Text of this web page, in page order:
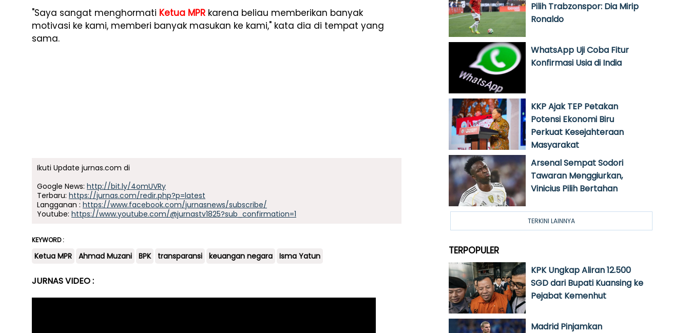
"Saya sangat menghormati Ketua MPR karena beliau memberikan banyak
motivasi ke kami, memberi banyak masukan ke kami," kata dia di tempat yang
sama.
Ikuti Update jurnas.com di
Google News: http://bit.ly/4omUVRy
Terbaru: https://jurnas.com/redir.php?p=latest
Langganan : https://www.facebook.com/jurnasnews/subscribe/
Youtube: https://www.youtube.com/@jurnastv1825?sub_confirmation=1
KEYWORD :
Ketua MPR Ahmad Muzani BPK transparansi keuangan negara Isma Yatun
JURNAS VIDEO :
Pilih Trabzonspor: Dia Mirip
Ronaldo
WhatsApp Uji Coba Fitur
Konfirmasi Usia di India
KKP Ajak TEP Petakan
Potensi Ekonomi Biru
Perkuat Kesejahteraan
Masyarakat
Arsenal Sempat Sodori
Tawaran Menggiurkan,
Vinicius Pilih Bertahan
TERKINI LAINNYA
TERPOPULER
KPK Ungkap Aliran 12.500
SGD dari Bupati Kuansing ke
Pejabat Kemenhut
Madrid Pinjamkan